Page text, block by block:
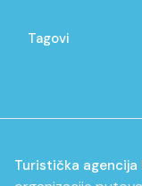
Tagovi
Turistička agencija